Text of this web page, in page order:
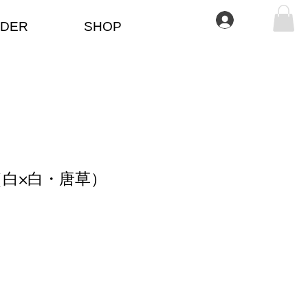
SHOP Iniciar sesión
×白・唐草）